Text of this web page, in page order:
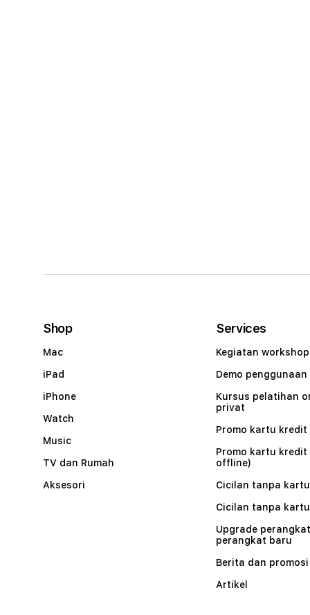
Shop
Mac
iPad
iPhone
Watch
Music
TV dan Rumah
Aksesori
Services
Kegiatan workshop
Demo penggunaan
Kursus pelatihan
privat
Promo kartu kredit
Promo kartu kredit
offline)
Cicilan tanpa
Cicilan tanpa
Upgrade
perangkat baru
Berita dan promosi
Artikel